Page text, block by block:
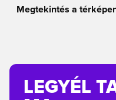
Megtekintés a
LEGYÉL